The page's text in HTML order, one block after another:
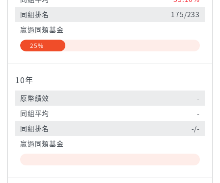
同組排名
175/233
贏過同類基金
25%
10年
原幣績效
-
同組平均
-
同組排名
-/-
贏過同類基金